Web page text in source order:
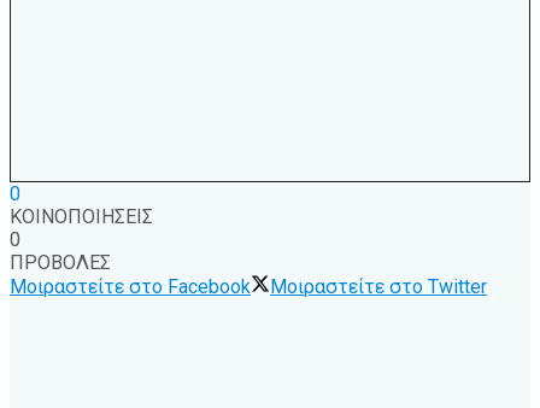
0
ΚΟΙΝΟΠΟΙΗΣΕΙΣ
0
ΠΡΟΒΟΛΕΣ
Μοιραστείτε στο Facebook
Μοιραστείτε στο Twitter